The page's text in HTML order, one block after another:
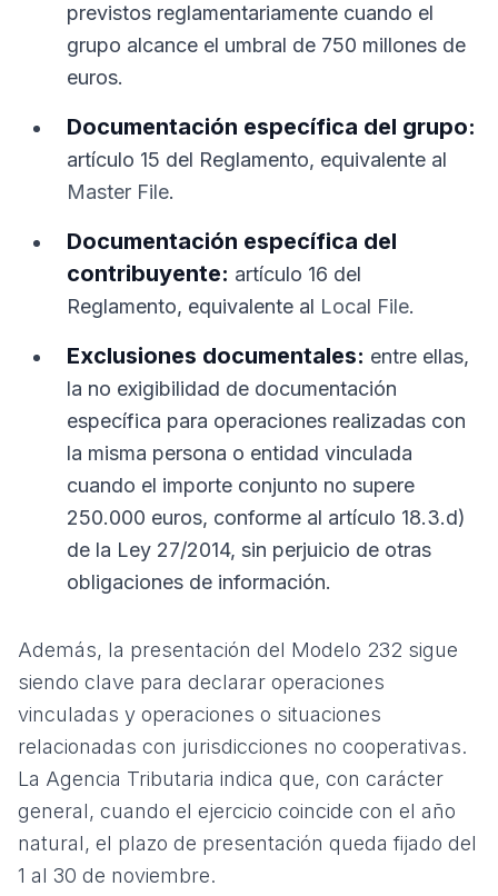
previstos reglamentariamente cuando el
grupo alcance el umbral de 750 millones de
euros.
Documentación específica del grupo:
artículo 15 del Reglamento, equivalente al
Master File.
Documentación específica del
contribuyente: artículo 16 del
Reglamento, equivalente al Local File.
Exclusiones documentales: entre ellas,
la no exigibilidad de documentación
específica para operaciones realizadas con
la misma persona o entidad vinculada
cuando el importe conjunto no supere
250.000 euros, conforme al artículo 18.3.d)
de la Ley 27/2014, sin perjuicio de otras
obligaciones de información.
Además, la presentación del Modelo 232 sigue
siendo clave para declarar operaciones
vinculadas y operaciones o situaciones
relacionadas con jurisdicciones no cooperativas.
La Agencia Tributaria indica que, con carácter
general, cuando el ejercicio coincide con el año
natural, el plazo de presentación queda fijado del
1 al 30 de noviembre.